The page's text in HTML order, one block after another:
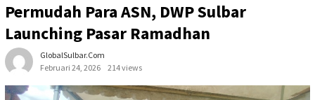
Permudah Para ASN, DWP Sulbar
Launching Pasar Ramadhan
GlobalSulbar.com
Februari 24, 2026
214 views